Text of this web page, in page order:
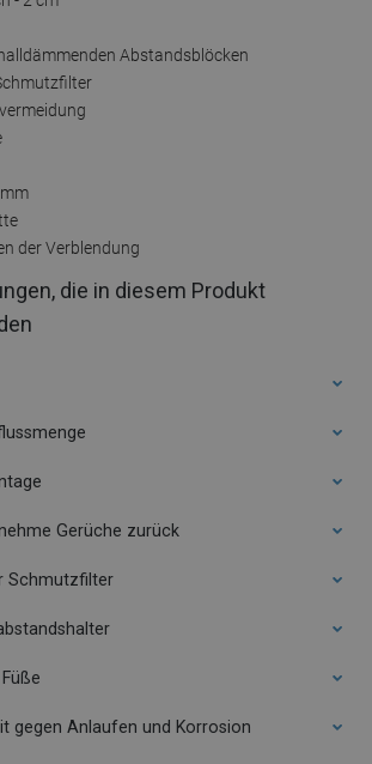
Abstandsblöcken
der Verblendung
die in diesem Produkt
Gerüche zurück
Schmutzfilter
gegen Anlaufen und Korrosion